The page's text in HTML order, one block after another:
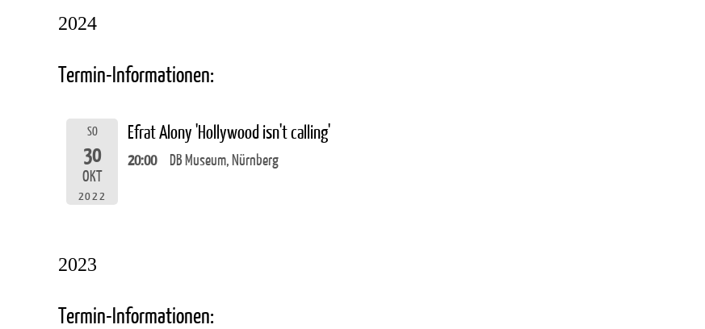
2024
Termin-Informationen:
SO
30
OKT
2022
Efrat Alony 'Hollywood isn't calling'
20:00 DB Museum, Nürnberg
2023
Termin-Informationen: